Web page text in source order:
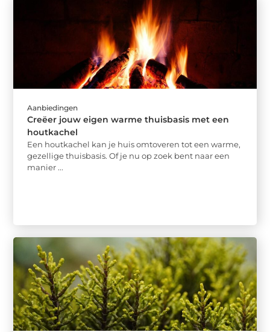
Aanbiedingen
Creëer jouw eigen warme thuisbasis met een
houtkachel
Een houtkachel kan je huis omtoveren tot een warme,
gezellige thuisbasis. Of je nu op zoek bent naar een
manier ...